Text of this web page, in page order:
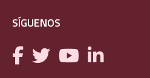
SÍGUENOS